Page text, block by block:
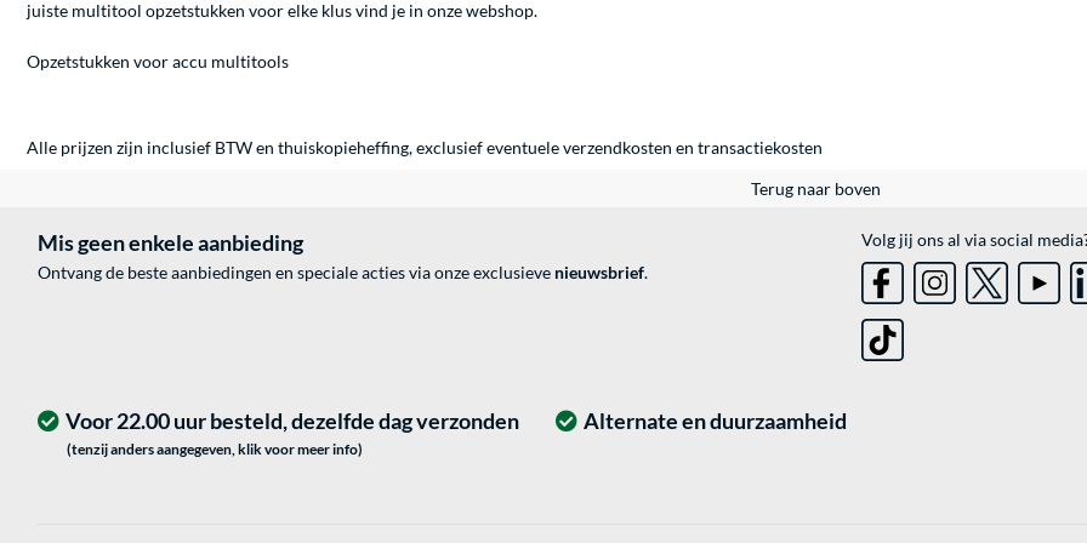
juiste multitool opzetstukken voor elke klus vind je in onze webshop.
Opzetstukken voor accu multitools
Alle prijzen zijn inclusief BTW en thuiskopieheffing, exclusief eventueleverzendkosten en transactiekosten
Terug naar boven
Mis geen enkele aanbieding
Ontvang de beste aanbiedingen en speciale acties via onze exclusieve nieuwsbrief.
Volg jij ons al via social
Alternate en duurzaamheid
Voor 22.00 uur besteld, dezelfde dag verzonden
(tenzij anders aangegeven, klik voor meer info)